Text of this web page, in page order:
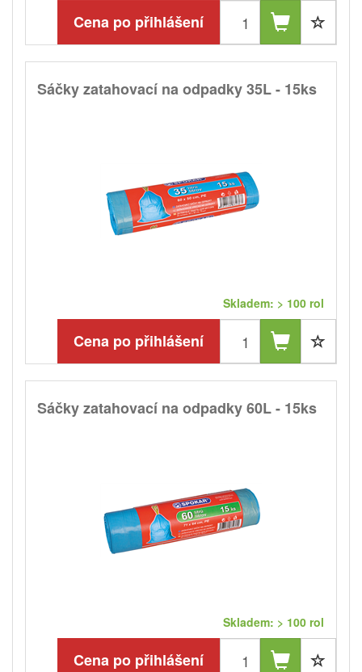
Cena po přihlášení
Sáčky zatahovací na odpadky 35L - 15ks
Skladem: > 100 rol
Cena po přihlášení
Sáčky zatahovací na odpadky 60L - 15ks
Skladem: > 100 rol
Cena po přihlášení